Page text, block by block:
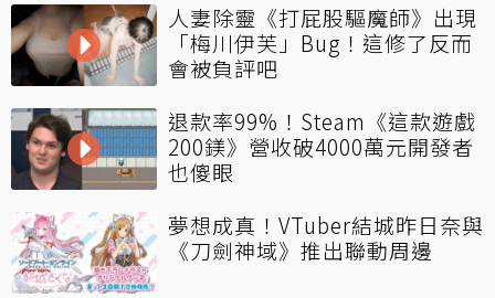
人妻除靈《打屁股驅魔師》出現
「梅川伊芙」Bug！這修了反而
會被負評吧
退款率99%！Steam《這款遊戲
200鎂》營收破4000萬元開發者
也傻眼
夢想成真！VTuber結城昨日奈與
《刀劍神域》推出聯動周邊